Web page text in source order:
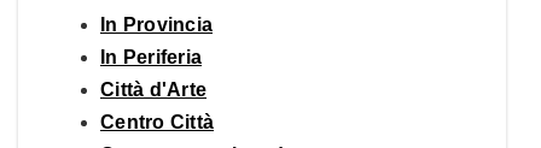
In Provincia
In Periferia
Città d'Arte
Centro Città